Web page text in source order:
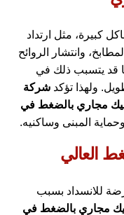
كبيرة، مثل ارتداد
وانتشار الروائح
قد يتسبب ذلك في
ولهذا تؤكدشركة
مجاري بالضغط في
المبنى وساكنيه.
العالي
للانسداد بسبب
مجاري بالضغط في